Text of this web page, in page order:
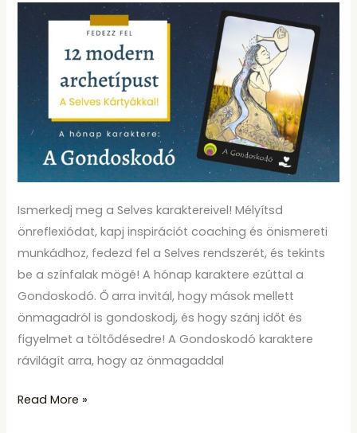
Ismerkedj meg a Selves karaktereivel! Mélyítsd
önreflexiódat, kapj inspirációt coaching és önismereti
munkádhoz, fedezd fel a Selves rendszerét, és tekints
be a színfalak mögé! A hónap karaktere ezúttal a
Gondoskodó. Ő arra invitál, hogy mások mellett
önmagadról is gondoskodj, és hogy szánj időt és
figyelmet a töltődésedre! A Gondoskodó karaktere
rávilágít arra, hogy az önmagaddal
Ismerd
meg
Selves
karaktereit!
A
Gondoskodó
Read More »